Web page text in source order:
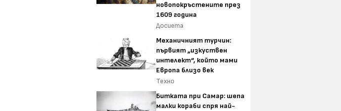
новопокръстените през
1609 година
Досиета
Механичният турчин:
първият „изкуствен
интелект“, който мами
Европа близо век
Техно
Битката при Самар: шепа
малки кораби спря най-